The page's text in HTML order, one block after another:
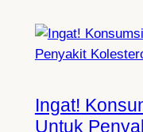
Ingat!
Untuk